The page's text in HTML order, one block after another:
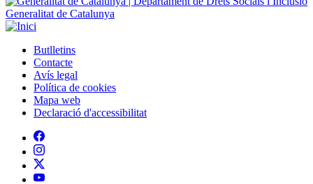
Generalitat de Catalunya
Peu
Butlletins
Contacte
Avís legal
Política de cookies
Mapa web
Declaració d'accessibilitat